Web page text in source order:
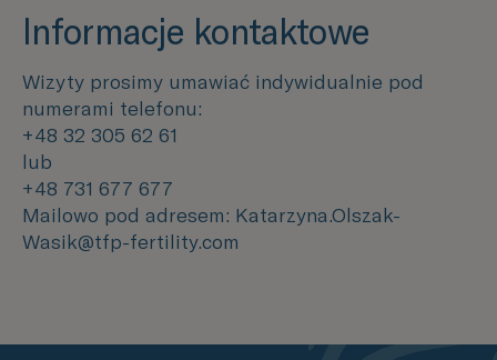
Informacje kontaktowe
Wizyty prosimy umawiać indywidualnie pod
numerami telefonu:
+48 32 305 62 61
lub
+48 731 677 677
Mailowo pod adresem: Katarzyna.Olszak-
Wasik@tfp-fertility.com